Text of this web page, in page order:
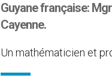
Guyane française:
Cayenne.
Un mathématicien et